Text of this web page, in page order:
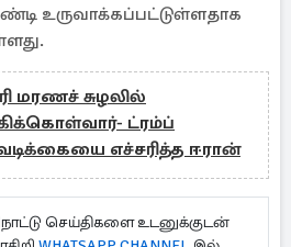
உருவாக்கப்பட்டுள்ளதாக
மரணச் சுழலில்
ட்ரம்ப்
எச்சரித்த ஈரான்
செய்திகளை உடனுக்குடன்